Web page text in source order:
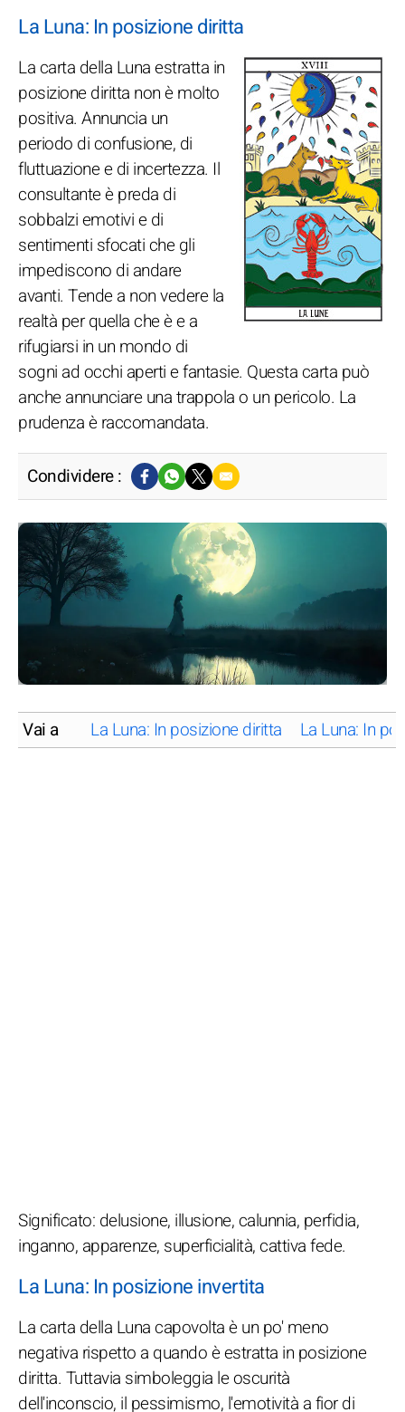
La Luna: In posizione diritta
La carta della Luna estratta in
posizione diritta non è molto
positiva. Annuncia un
periodo di confusione, di
fluttuazione e di incertezza. Il
consultante è preda di
sobbalzi emotivi e di
sentimenti sfocati che gli
impediscono di andare
avanti. Tende a non vedere la
realtà per quella che è e a
rifugiarsi in un mondo di
sogni ad occhi aperti e fantasie. Questa carta può
anche annunciare una trappola o un pericolo. La
prudenza è raccomandata.
Condividere :
Vai a La Luna: In posizione diritta La Luna: In
Significato: delusione, illusione, calunnia, perfidia,
inganno, apparenze, superficialità, cattiva fede.
La Luna: In posizione invertita
La carta della Luna capovolta è un po' meno
negativa rispetto a quando è estratta in posizione
diritta. Tuttavia simboleggia le oscurità
dell'inconscio, il pessimismo, l'emotività a fior di